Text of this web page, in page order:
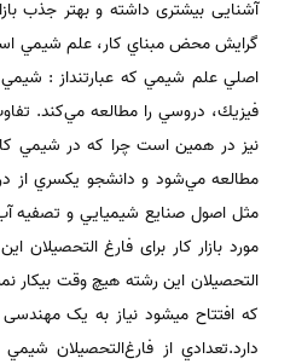
آشنایی بیشتری داشته و بهتر جذب
گرايش محض مبناي كار، علم شيمي
اصلي علم شيمي كه عبارتنداز :
فيزيك، دروسي را مطالعه مي‌كند.
نیز در همین است چرا که در شيمي
مطالعه مي‌شود و دانشجو يكسري
مثل اصول صنايع شيميايي و تصفيه
مورد بازار کار برای فارغ التحصیلان
التحصیلان این رشته هیچ وقت بیکار
که افتتاح میشود نیاز به یک
دارد.تعدادي از فارغ‌التحصيلان